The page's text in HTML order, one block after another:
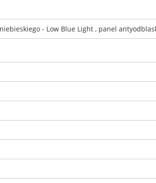
- Low Blue Light , panel